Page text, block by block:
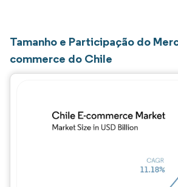
Tamanho e Participação do
commerce do Chile